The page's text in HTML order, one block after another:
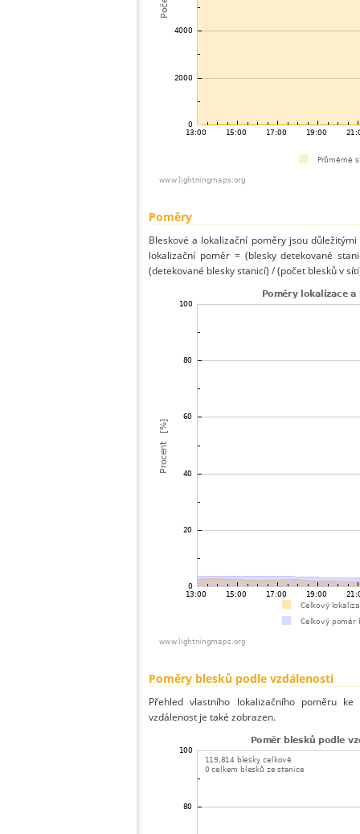
Poměry
Bleskové a lokalizační poměry jsou
lokalizační poměr = (blesky detekované
(detekované blesky stanicí) / (počet blesků v
Poměry blesků podle vzdálenosti
Přehled vlastního lokalizačního poměru
vzdálenost je také zobrazen.